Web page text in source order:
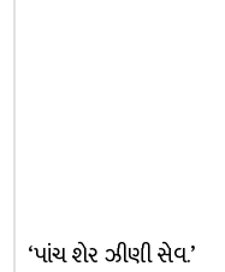
‘પાંચ શેર ઝીણી સેવ.’